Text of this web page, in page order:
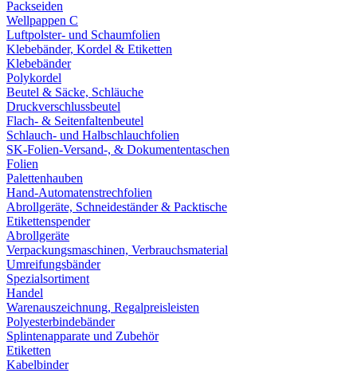
Packseiden
Wellpappen C
Luftpolster- und Schaumfolien
Klebebänder, Kordel & Etiketten
Klebebänder
Polykordel
Beutel & Säcke, Schläuche
Druckverschlussbeutel
Flach- & Seitenfaltenbeutel
Schlauch- und Halbschlauchfolien
SK-Folien-Versand-, & Dokumententaschen
Folien
Palettenhauben
Hand-Automatenstrechfolien
Abrollgeräte, Schneideständer & Packtische
Etikettenspender
Abrollgeräte
Verpackungsmaschinen, Verbrauchsmaterial
Umreifungsbänder
Spezialsortiment
Handel
Warenauszeichnung, Regalpreisleisten
Polyesterbindebänder
Splintenapparate und Zubehör
Etiketten
Kabelbinder